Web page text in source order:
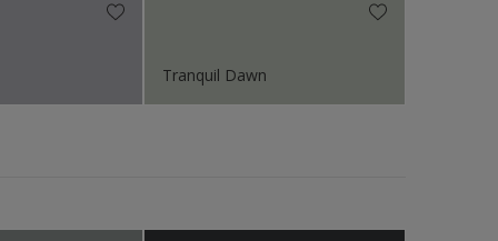
Tranquil Dawn